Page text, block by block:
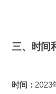
三、时间
时间： 2023